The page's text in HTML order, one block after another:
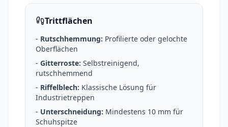
Trittflächen
- Rutschhemmung: Profilierte oder gelochte
Oberflächen
- Gitterroste: Selbstreinigend,
rutschhemmend
- Riffelblech: Klassische Lösung für
Industrietreppen
- Unterschneidung: Mindestens 10 mm für
Schuhspitze